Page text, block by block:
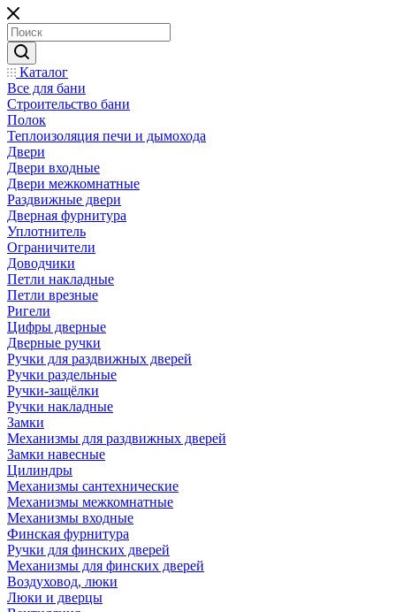
Каталог
Все для бани
Строительство бани
Полок
Теплоизоляция печи и дымохода
Двери
Двери входные
Двери межкомнатные
Раздвижные двери
Дверная фурнитура
Уплотнитель
Ограничители
Доводчики
Петли накладные
Петли врезные
Ригели
Цифры дверные
Дверные ручки
Ручки для раздвижных дверей
Ручки раздельные
Ручки-защёлки
Ручки накладные
Замки
Механизмы для раздвижных дверей
Замки навесные
Цилиндры
Механизмы сантехнические
Механизмы межкомнатные
Механизмы входные
Финская фурнитура
Ручки для финских дверей
Механизмы для финских дверей
Воздуховод, люки
Люки и дверцы